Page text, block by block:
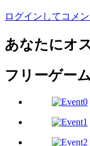
ログインしてコメン
あなたにオ
フリーゲー